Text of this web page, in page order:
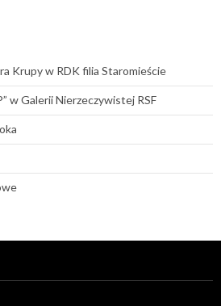
Krupy w RDK filia Staromieście
w Galerii Nierzeczywistej RSF